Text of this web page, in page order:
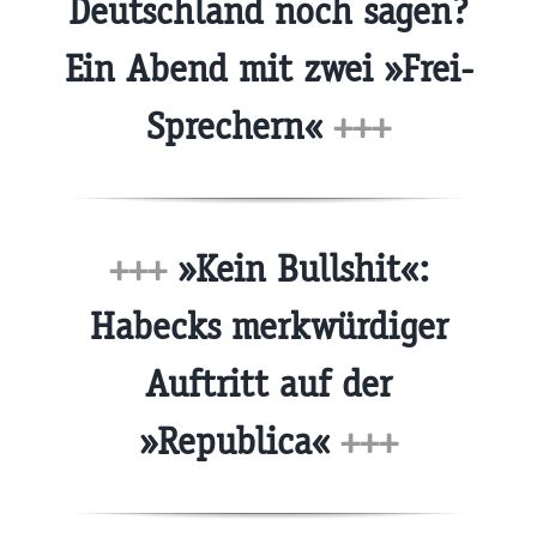
Deutschland noch sagen?
Ein Abend mit zwei »Frei-
Sprechern« +++
+++»Kein Bullshit«:
Habecks merkwürdiger
Auftritt auf der
»Republica« +++